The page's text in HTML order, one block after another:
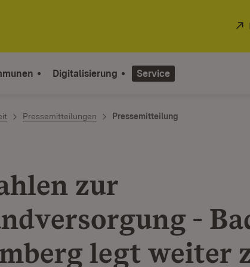
Digitalisierung Service
Pressemitteilungen Pressemitteilung
zur
-
legt weiter